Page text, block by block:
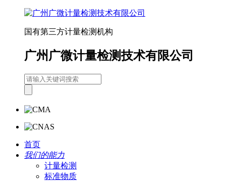
国有第三方计量检测机构
广州广微计量检测技术有限公司
首页
我们的能力
计量检测
标准物质